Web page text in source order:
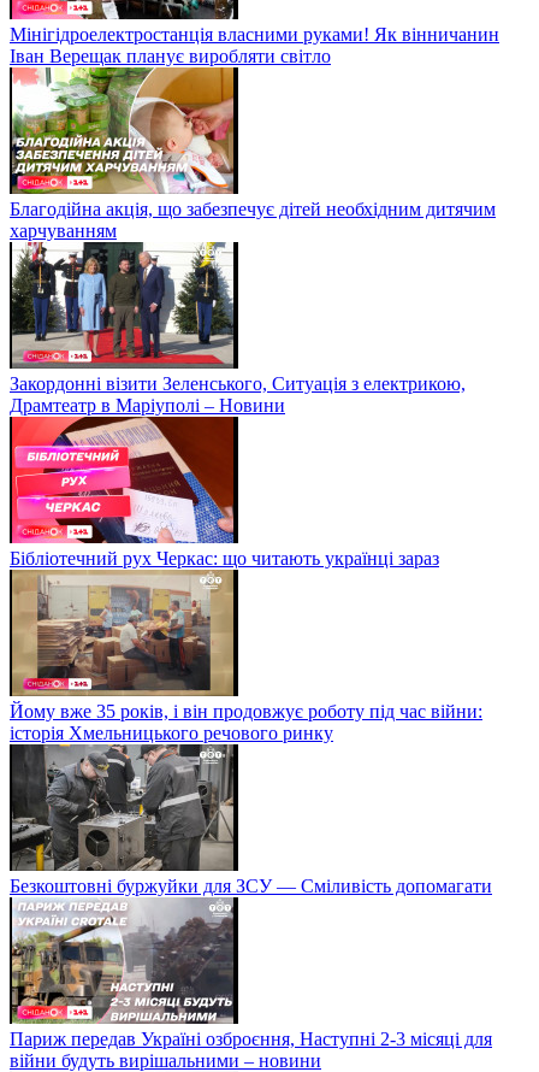
Мінігідроелектростанція власними руками! Як вінничанин
Іван Верещак планує виробляти світло
Благодійна акція, що забезпечує дітей необхідним дитячим
харчуванням
Закордонні візити Зеленського, Ситуація з електрикою,
Драмтеатр в Маріуполі – Новини
Бібліотечний рух Черкас: що читають українці зараз
Йому вже 35 років, і він продовжує роботу під час війни:
історія Хмельницького речового ринку
Безкоштовні буржуйки для ЗСУ — Сміливість допомагати
Париж передав Україні озброєння, Наступні 2-3 місяці для
війни будуть вирішальними – новини